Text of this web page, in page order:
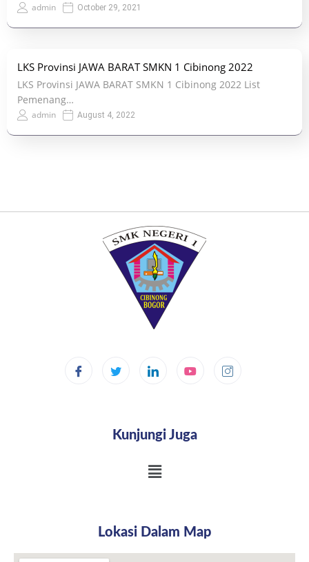
admin October 29, 2021
LKS Provinsi JAWA BARAT SMKN 1 Cibinong 2022
LKS Provinsi JAWA BARAT SMKN 1 Cibinong 2022 List
Pemenang…
admin August 4, 2022
Kunjungi Juga
Lokasi Dalam Map